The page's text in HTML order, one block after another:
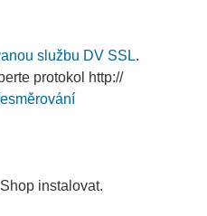
službu DV SSL.
protokol http://
instalovat.